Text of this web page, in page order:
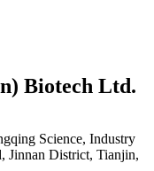
Biotech Ltd.
Science, Industry
Jinnan District, Tianjin,